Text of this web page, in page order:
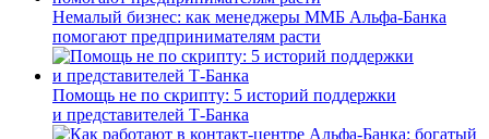
Немалый бизнес: как менеджеры ММБ Альфа-Банка
помогают предпринимателям расти
Помощь не по скрипту: 5 историй поддержки
и представителей Т-Банка